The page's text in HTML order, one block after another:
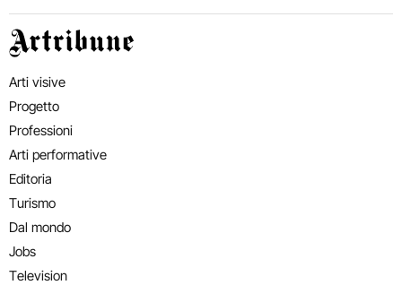
Artribune
Arti visive
Progetto
Professioni
Arti performative
Editoria
Turismo
Dal mondo
Jobs
Television